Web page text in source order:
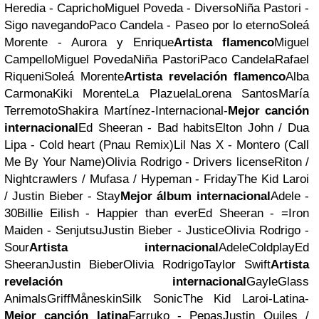
Heredia - CaprichoMiguel Poveda - DiversoNiña Pastori -
Sigo navegandoPaco Candela - Paseo por lo eternoSoleá
Morente - Aurora y EnriqueArtista flamencoMiguel
CampelloMiguel PovedaNiña PastoriPaco CandelaRafael
RiqueniSoleá MorenteArtista revelación flamencoAlba
CarmonaKiki MorenteLa PlazuelaLorena SantosMaría
TerremotoShakira Martínez-Internacional-Mejor canción
internacionalEd Sheeran - Bad habitsElton John / Dua
Lipa - Cold heart (Pnau Remix)Lil Nas X - Montero (Call
Me By Your Name)Olivia Rodrigo - Drivers licenseRiton /
Nightcrawlers / Mufasa / Hypeman - FridayThe Kid Laroi
/ Justin Bieber - StayMejor álbum internacionalAdele -
30Billie Eilish - Happier than everEd Sheeran - =Iron
Maiden - SenjutsuJustin Bieber - JusticeOlivia Rodrigo -
SourArtista internacionalAdeleColdplayEd
SheeranJustin BieberOlivia RodrigoTaylor SwiftArtista
revelación internacionalGayleGlass
AnimalsGriffMåneskinSilk SonicThe Kid Laroi-Latina-
Mejor canción latinaFarruko - PepasJustin Quiles /